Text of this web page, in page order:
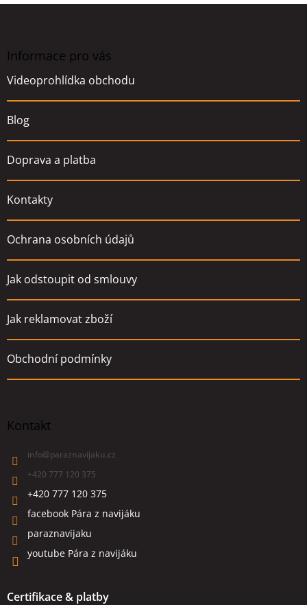
Z
Informace pro vás
Videoprohlídka obchodu
Blog
Doprava a platba
Kontakty
Ochrana osobních údajů
Jak odstoupit od smlouvy
Jak reklamovat zboží
Obchodní podmínky
Kontakt
info@paraznavijaku.cz
+420 777 120 375
+420 777 120 375
facebook Pára z navijáku
paraznavijaku
youtube Pára z navijáku
Certifikace & platby